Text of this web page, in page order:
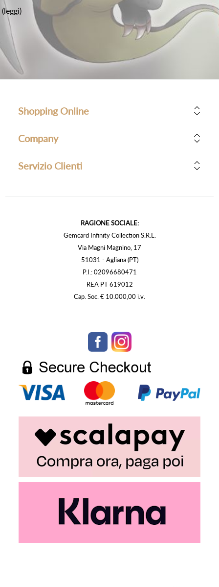
(leggi)
Shopping Online
Company
Servizio Clienti
RAGIONE SOCIALE:
Gemcard Infinity Collection S.R.L.
Via Magni Magnino, 17
51031 - Agliana (PT)
P.I.: 02096680471
REA PT 619012
Cap. Soc. € 10.000,00 i.v.